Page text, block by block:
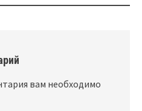
вам необходимо